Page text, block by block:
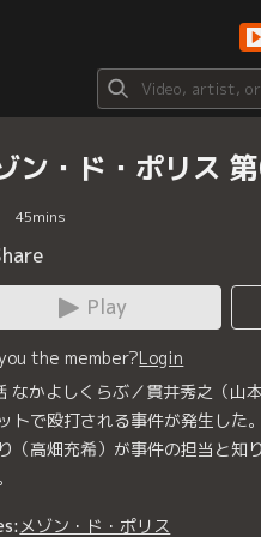
ン・ド・ポリス
45mins
Play
the member?Login
なかよしくらぶ／貫井秀之（山
トで殴打される事件が発生した
（高畑充希）が事件の担当と知
メゾン・ド・ポリス